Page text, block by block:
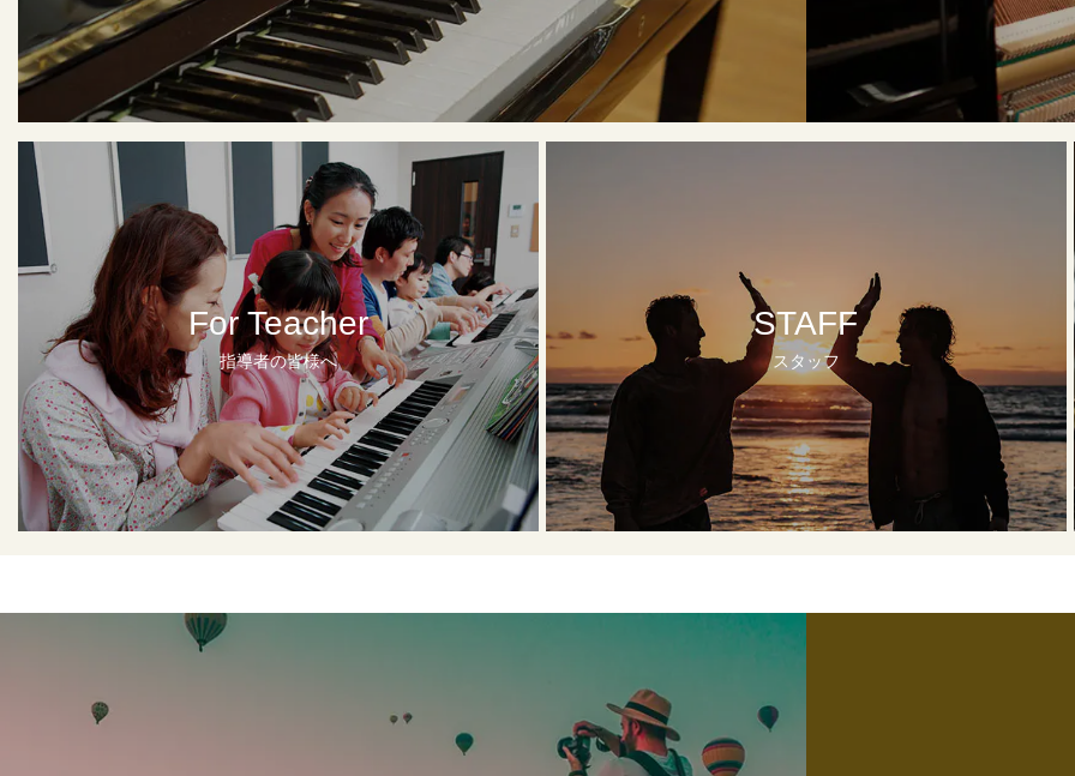
For Teacher
指導者の皆様へ
STAFF
スタッフ